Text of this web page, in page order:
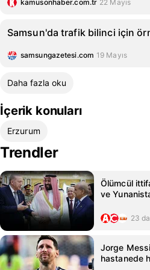
kamusonhaber.com.tr 22 Mayıs
Samsun'da trafik bilinci için
samsungazetesi.com 19 Mayıs
Daha fazla oku
İçerik konuları
Erzurum
Trendler
Ölümcül
ve
23
Jorge
hastanede